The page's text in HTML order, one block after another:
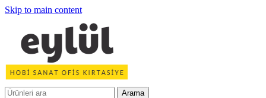
Skip to main content
Arama